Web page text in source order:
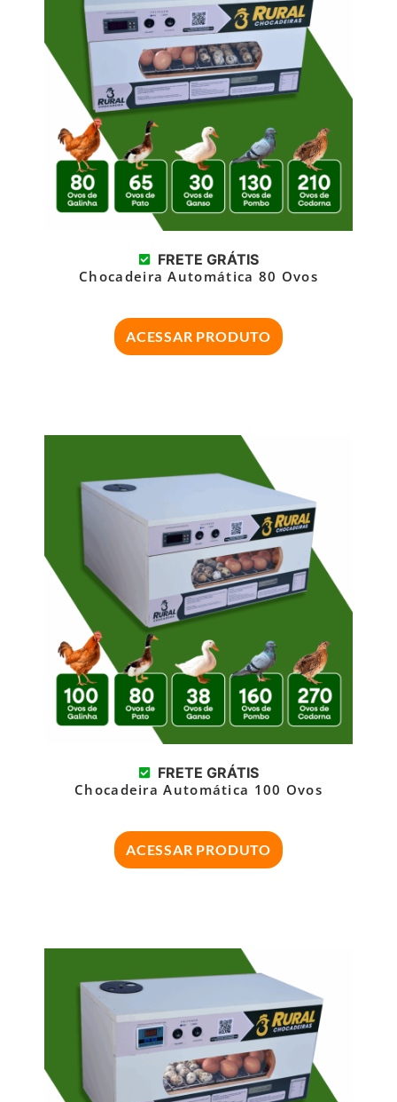
FRETE GRÁTIS
Chocadeira Automática 80 Ovos
ACESSAR PRODUTO
FRETE GRÁTIS
Chocadeira Automática 100 Ovos
ACESSAR PRODUTO